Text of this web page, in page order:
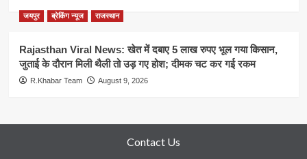
जयपुर ब्रेकिंग न्यूज राजस्थान
Rajasthan Viral News: खेत में दबाए 5 लाख रुपए भूल गया किसान,
जुताई के दौरान मिली थैली तो उड़ गए होश; दीमक चट कर गई रकम
R.Khabar Team August 9, 2026
Contact Us